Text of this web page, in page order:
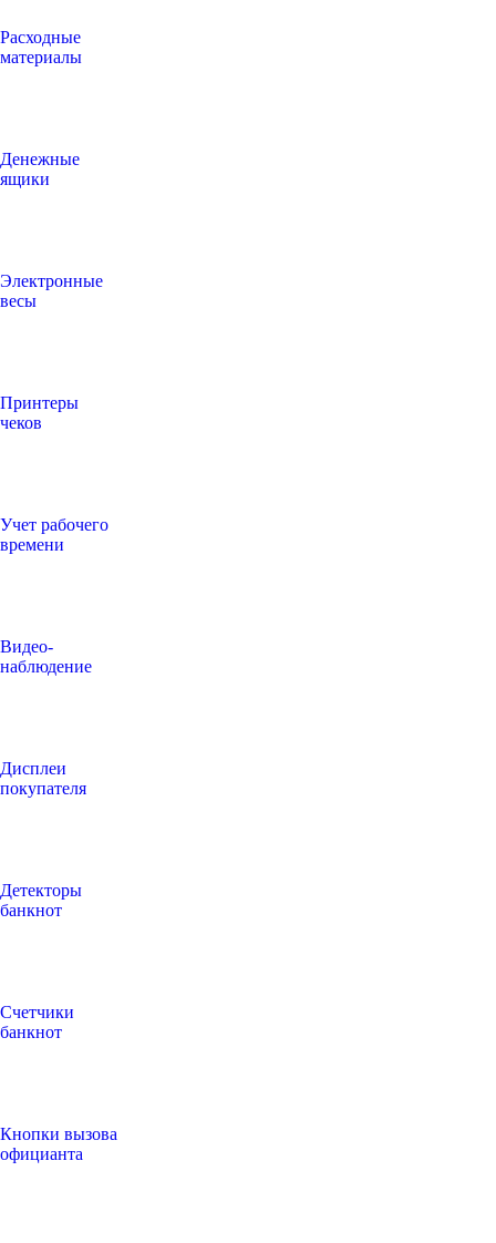
Расходные
материалы
Денежные
ящики
Электронные
весы
Принтеры
чеков
Учет рабочего
времени
Видео‑
наблюдение
Дисплеи
покупателя
Детекторы
банкнот
Счетчики
банкнот
Кнопки вызова
официанта